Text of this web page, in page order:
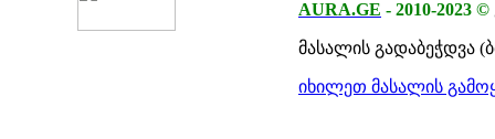
AURA.GE - 2010-2023 ©
მასალის გადაბეჭდვა
იხილეთ მასალის